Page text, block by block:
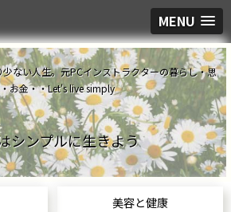
MENU
ない人生。元PCインストラクターの暮らし・思
お金・・Let's live simply
シンプルに生きよう
美容と健康